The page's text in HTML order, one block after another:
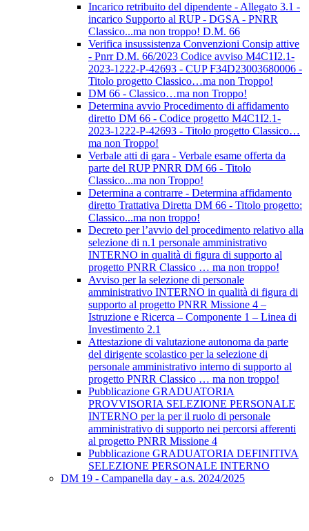
Incarico retribuito del dipendente - Allegato 3.1 -
incarico Supporto al RUP - DGSA - PNRR
Classico...ma non troppo! D.M. 66
Verifica insussistenza Convenzioni Consip attive
- Pnrr D.M. 66/2023 Codice avviso M4C1I2.1-
2023-1222-P-42693 - CUP F34D23003680006 -
Titolo progetto Classico…ma non Troppo!
DM 66 - Classico…ma non Troppo!
Determina avvio Procedimento di affidamento
diretto DM 66 - Codice progetto M4C1I2.1-
2023-1222-P-42693 - Titolo progetto Classico…
ma non Troppo!
Verbale atti di gara - Verbale esame offerta da
parte del RUP PNRR DM 66 - Titolo
Classico...ma non Troppo!
Determina a contrarre - Determina affidamento
diretto Trattativa Diretta DM 66 - Titolo progetto:
Classico...ma non troppo!
Decreto per l’avvio del procedimento relativo alla
selezione di n.1 personale amministrativo
INTERNO in qualità di figura di supporto al
progetto PNRR Classico … ma non troppo!
Avviso per la selezione di personale
amministrativo INTERNO in qualità di figura di
supporto al progetto PNRR Missione 4 –
Istruzione e Ricerca – Componente 1 – Linea di
Investimento 2.1
Attestazione di valutazione autonoma da parte
del dirigente scolastico per la selezione di
personale amministrativo interno di supporto al
progetto PNRR Classico … ma non troppo!
Pubblicazione GRADUATORIA
PROVVISORIA SELEZIONE PERSONALE
INTERNO per la per il ruolo di personale
amministrativo di supporto nei percorsi afferenti
al progetto PNRR Missione 4
Pubblicazione GRADUATORIA DEFINITIVA
SELEZIONE PERSONALE INTERNO
DM 19 - Campanella day - a.s. 2024/2025